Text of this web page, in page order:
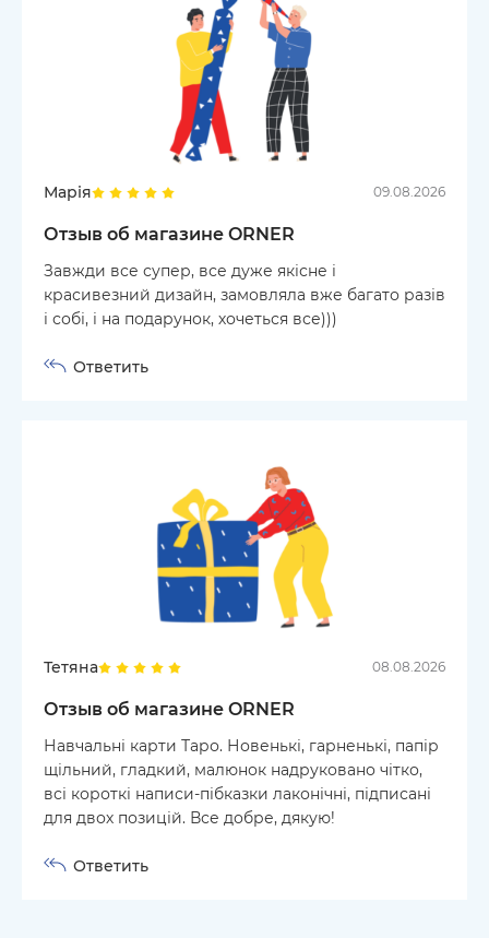
Марія 09.08.2026
Отзыв об магазине ORNER
Завжди все супер, все дуже якісне і
красивезний дизайн, замовляла вже багато разів
і собі, і на подарунок, хочеться все)))
Ответить
Тетяна 08.08.2026
Отзыв об магазине ORNER
Навчальні карти Таро. Новенькі, гарненькі, папір
щільний, гладкий, малюнок надруковано чітко,
всі короткі написи-пібказки лаконічні, підписані
для двох позицій. Все добре, дякую!
Ответить